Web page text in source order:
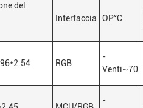
del
Interfaccia OP°C
RGB
-
Venti~70
-